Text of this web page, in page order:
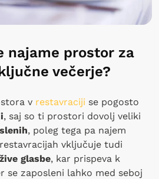
najame prostor za
večerje?
v restavraciji se pogosto
, saj so ti prostori dovolj veliki
, poleg tega pa najem
vključuje tudi
glasbe, kar prispeva k
se zaposleni lahko med seboj